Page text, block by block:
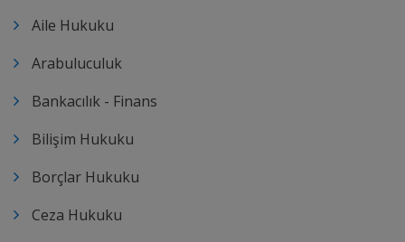
Aile Hukuku
Arabuluculuk
Bankacılık - Finans
Bilişim Hukuku
Borçlar Hukuku
Ceza Hukuku